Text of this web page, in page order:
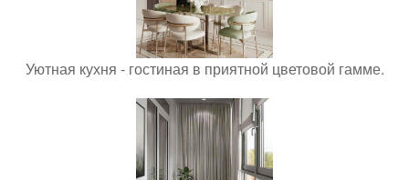
Уютная кухня - гостиная в приятной цветовой гамме.